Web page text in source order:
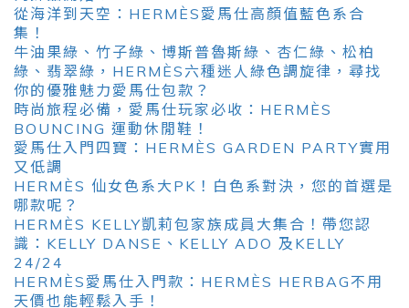
從海洋到天空：HERMÈS愛馬仕高顏值藍色系合
集！
牛油果綠、竹子綠、博斯普魯斯綠、杏仁綠、松柏
綠、翡翠綠，HERMÈS六種迷人綠色調旋律，尋找
你的優雅魅力愛馬仕包款？
時尚旅程必備，愛馬仕玩家必收：HERMÈS
BOUNCING 運動休閒鞋！
愛馬仕入門四寶：HERMÈS GARDEN PARTY實用
又低調
HERMÈS 仙女色系大PK！白色系對決，您的首選是
哪款呢？
HERMÈS KELLY凱莉包家族成員大集合！帶您認
識：KELLY DANSE、KELLY ADO 及KELLY
24/24
HERMÈS愛馬仕入門款：HERMÈS HERBAG不用
天價也能輕鬆入手！